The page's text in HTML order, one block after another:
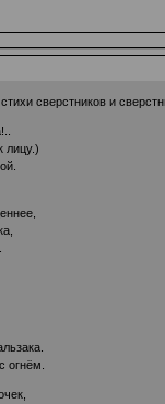
сверстников и
лицу.)
огнём.